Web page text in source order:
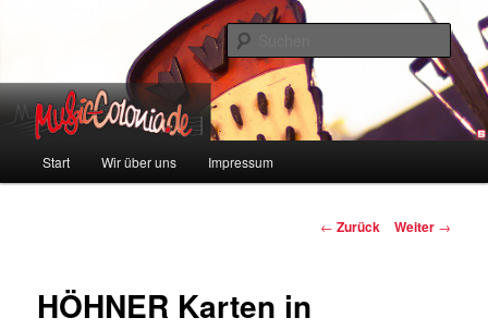
music-colonia
Start Wir über uns Impressum
Beitragsnavigation
← Zurück Weiter →
HÖHNER Karten in